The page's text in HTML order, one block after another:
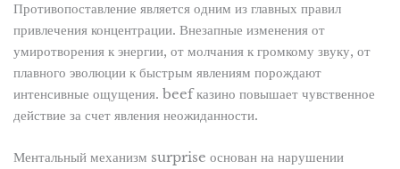
Противопоставление является одним из главных правил
привлечения концентрации. Внезапные изменения от
умиротворения к энергии, от молчания к громкому звуку, от
плавного эволюции к быстрым явлениям порождают
интенсивные ощущения. beef казино повышает чувственное
действие за счет явления неожиданности.
Ментальный механизм surprise основан на нарушении